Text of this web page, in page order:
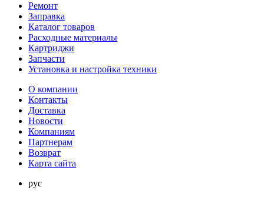
Ремонт
Заправка
Каталог товаров
Расходные материалы
Картриджи
Запчасти
Установка и настройка техники
О компании
Контакты
Доставка
Новости
Компаниям
Партнерам
Возврат
Карта сайта
рус